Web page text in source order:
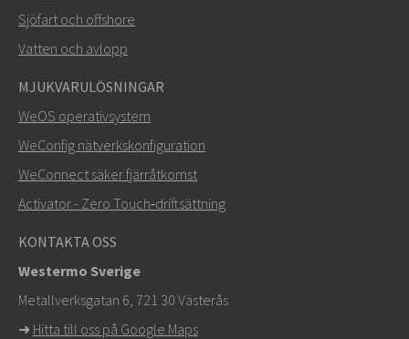
Sjöfart och offshore
Vatten och avlopp
MJUKVARULÖSNINGAR
WeOS operativsystem
WeConfig nätverkskonfiguration
WeConnect säker fjärråtkomst
Activator - Zero Touch‑driftsättning
KONTAKTA OSS
Westermo Sverige
Metallverksgatan 6, 721 30 Västerås
➜ Hitta till oss på Google Maps